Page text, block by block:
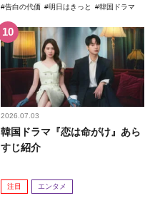
告白の代価
明日はきっと 韓国ドラマ
2026.07.03
韓国ドラマ『恋は命がけ』あら
すじ紹介
注目 エンタメ